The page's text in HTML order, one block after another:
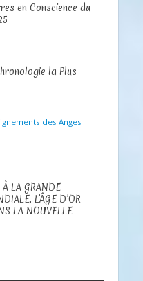
en Conscience du
la Plus
des Anges
À LA GRANDE
L’ÂGE D’OR
LA NOUVELLE